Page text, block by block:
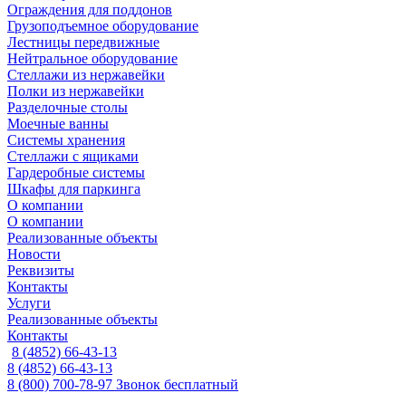
Ограждения для поддонов
Грузоподъемное оборудование
Лестницы передвижные
Нейтральное оборудование
Стеллажи из нержавейки
Полки из нержавейки
Разделочные столы
Моечные ванны
Системы хранения
Стеллажи с ящиками
Гардеробные системы
Шкафы для паркинга
О компании
О компании
Реализованные объекты
Новости
Реквизиты
Контакты
Услуги
Реализованные объекты
Контакты
8 (4852) 66-43-13
8 (4852) 66-43-13
8 (800) 700-78-97 Звонок бесплатный